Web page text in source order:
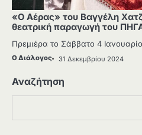
«Ο Αέρας» του Βαγγέλη
θεατρική παραγωγή του
Πρεμιέρα το Σάββατο 4
Ο Διάλογος 31 Δεκεμβρίου 2024
Αναζήτηση